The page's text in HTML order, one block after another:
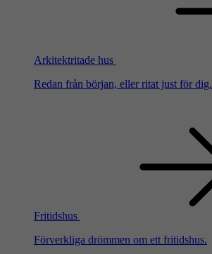
Arkitektritade hus
Redan från början, eller ritat just för dig.
Fritidshus
Förverkliga drömmen om ett fritidshus.